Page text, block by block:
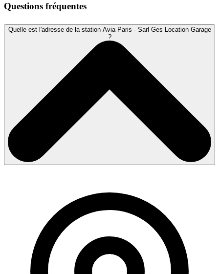
Questions fréquentes
Quelle est l'adresse de la station Avia Paris - Sarl Ges Location Garage
?